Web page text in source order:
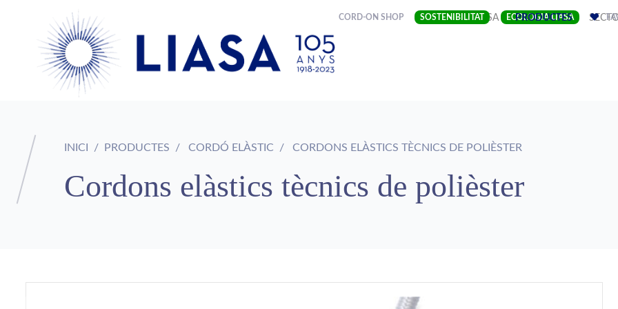
CORD-ON SHOP SOSTENIBILITAT ECOLOGIA LIASA
EMPRESA(CURRENT)
PRODUCTES
INICI PRODUCTES CORDÓ ELÀSTIC CORDONS ELÀSTICS TÈCNICS DE POLIÈSTER
Cordons elàstics tècnics de polièster